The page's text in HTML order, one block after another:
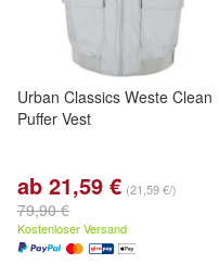
Urban Classics Weste Clean
Puffer Vest
ab 21,59 € (21,59 €/)
79,90 €
Kostenloser Versand